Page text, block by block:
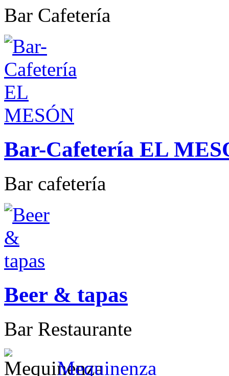
Bar Cafetería
Bar-Cafetería EL
Bar cafetería
Beer & tapas
Bar Restaurante
Mequinenza